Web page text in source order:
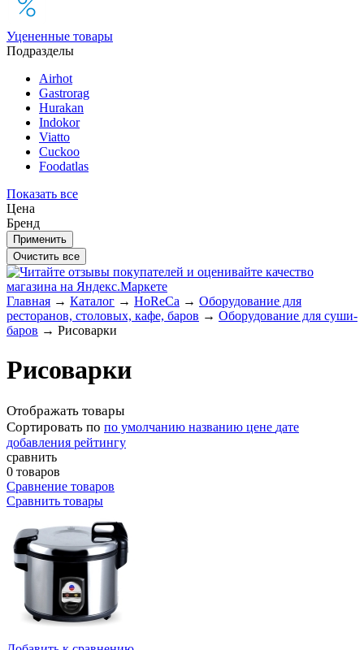
Уцененные товары
Подразделы
Airhot
Gastrorag
Hurakan
Indokor
Viatto
Cuckoo
Foodatlas
Показать все
Цена
Бренд
Главная → Каталог → HoReCa → Оборудование для
ресторанов, столовых, кафе, баров → Оборудование для суши-
баров → Рисоварки
Рисоварки
Отображать товары
Сортировать по по умолчанию названию цене дате
добавления рейтингу
сравнить
0 товаров
Сравнение товаров
Сравнить товары